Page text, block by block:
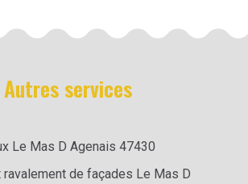
Autres services
Le Mas D Agenais 47430
de façades Le Mas D